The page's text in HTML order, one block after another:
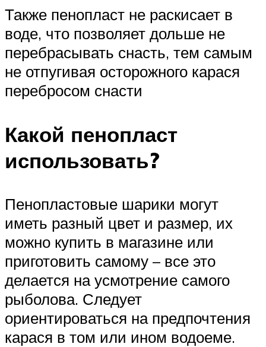
Также пенопласт не раскисает в
воде, что позволяет дольше не
перебрасывать снасть, тем самым
не отпугивая осторожного карася
перебросом снасти
Какой пенопласт
использовать?
Пенопластовые шарики могут
иметь разный цвет и размер, их
можно купить в магазине или
приготовить самому – все это
делается на усмотрение самого
рыболова. Следует
ориентироваться на предпочтения
карася в том или ином водоеме.